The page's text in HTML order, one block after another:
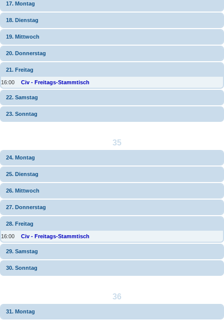
17. Montag
18. Dienstag
19. Mittwoch
20. Donnerstag
21. Freitag
16:00 Civ - Freitags-Stammtisch
22. Samstag
23. Sonntag
35
24. Montag
25. Dienstag
26. Mittwoch
27. Donnerstag
28. Freitag
16:00 Civ - Freitags-Stammtisch
29. Samstag
30. Sonntag
36
31. Montag